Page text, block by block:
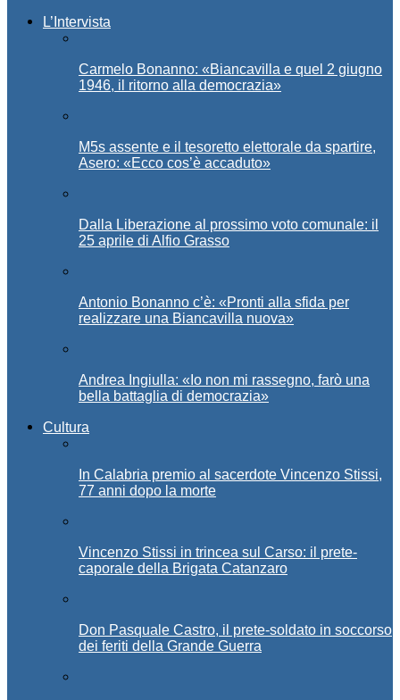
L’Intervista
Carmelo Bonanno: «Biancavilla e quel 2 giugno
1946, il ritorno alla democrazia»
M5s assente e il tesoretto elettorale da spartire,
Asero: «Ecco cos’è accaduto»
Dalla Liberazione al prossimo voto comunale: il
25 aprile di Alfio Grasso
Antonio Bonanno c’è: «Pronti alla sfida per
realizzare una Biancavilla nuova»
Andrea Ingiulla: «Io non mi rassegno, farò una
bella battaglia di democrazia»
Cultura
In Calabria premio al sacerdote Vincenzo Stissi,
77 anni dopo la morte
Vincenzo Stissi in trincea sul Carso: il prete-
caporale della Brigata Catanzaro
Don Pasquale Castro, il prete-soldato in soccorso
dei feriti della Grande Guerra